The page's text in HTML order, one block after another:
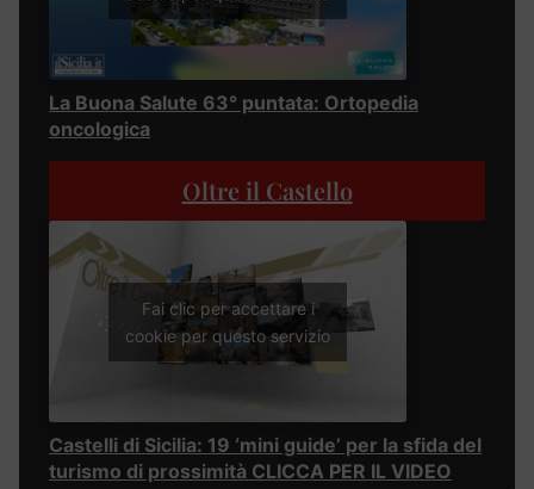
La Buona Salute 63° puntata: Ortopedia
oncologica
Oltre il Castello
Fai clic per accettare i
cookie per questo servizio
Castelli di Sicilia: 19 ‘mini guide’ per la sfida del
turismo di prossimità CLICCA PER IL VIDEO